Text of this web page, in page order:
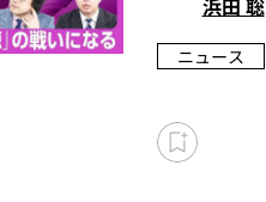
浜田 聡
ニュース